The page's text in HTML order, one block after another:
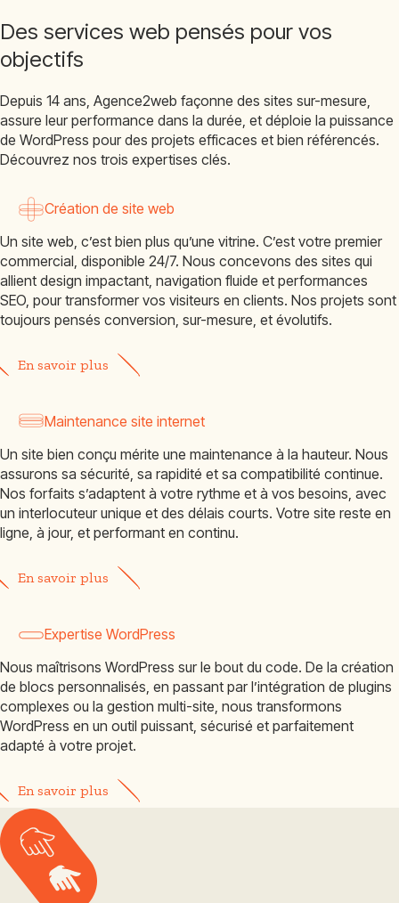
Des services web pensés pour vos
objectifs
Depuis 14 ans, Agence2web façonne des sites sur-mesure,
assure leur performance dans la durée, et déploie la puissance
de WordPress pour des projets efficaces et bien référencés.
Découvrez nos trois expertises clés.
Création de site web
Un site web, c’est bien plus qu’une vitrine. C’est votre premier
commercial, disponible 24/7. Nous concevons des sites qui
allient design impactant, navigation fluide et performances
SEO, pour transformer vos visiteurs en clients. Nos projets sont
toujours pensés conversion, sur-mesure, et évolutifs.
En savoir plus
Maintenance site internet
Un site bien conçu mérite une maintenance à la hauteur. Nous
assurons sa sécurité, sa rapidité et sa compatibilité continue.
Nos forfaits s’adaptent à votre rythme et à vos besoins, avec
un interlocuteur unique et des délais courts. Votre site reste en
ligne, à jour, et performant en continu.
En savoir plus
Expertise WordPress
Nous maîtrisons WordPress sur le bout du code. De la création
de blocs personnalisés, en passant par l’intégration de plugins
complexes ou la gestion multi-site, nous transformons
WordPress en un outil puissant, sécurisé et parfaitement
adapté à votre projet.
En savoir plus